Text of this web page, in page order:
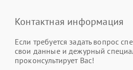
Контактная информация
Если требуется задать вопрос
свои данные и дежурный
проконсультирует Вас!